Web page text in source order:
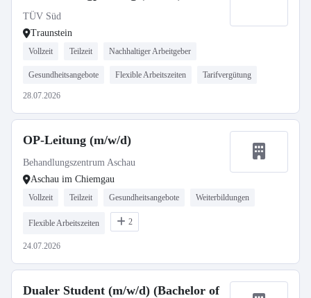
TÜV Süd
Traunstein
Vollzeit Teilzeit Nachhaltiger Arbeitgeber
Gesundheitsangebote Flexible Arbeitszeiten Tarifvergütung
28.07.2026
OP-Leitung (m/w/d)
Behandlungszentrum Aschau
Aschau im Chiemgau
Vollzeit Teilzeit Gesundheitsangebote Weiterbildungen
Flexible Arbeitszeiten 2
24.07.2026
Dualer Student (m/w/d) (Bachelor of